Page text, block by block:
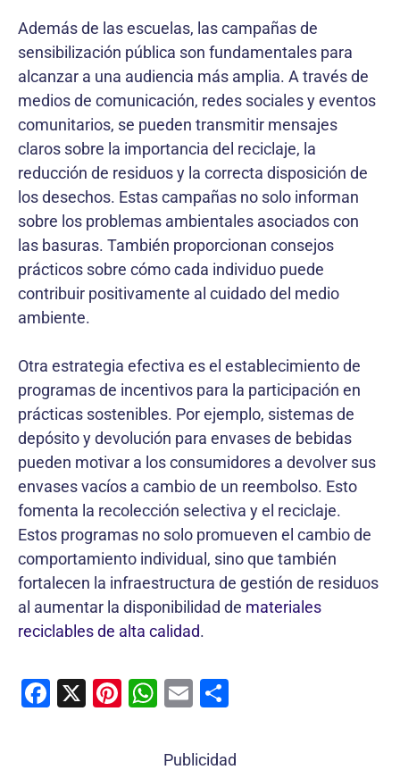
Además de las escuelas, las campañas de
sensibilización pública son fundamentales para
alcanzar a una audiencia más amplia. A través de
medios de comunicación, redes sociales y eventos
comunitarios, se pueden transmitir mensajes
claros sobre la importancia del reciclaje, la
reducción de residuos y la correcta disposición de
los desechos. Estas campañas no solo informan
sobre los problemas ambientales asociados con
las basuras. También proporcionan consejos
prácticos sobre cómo cada individuo puede
contribuir positivamente al cuidado del medio
ambiente.
Otra estrategia efectiva es el establecimiento de
programas de incentivos para la participación en
prácticas sostenibles. Por ejemplo, sistemas de
depósito y devolución para envases de bebidas
pueden motivar a los consumidores a devolver sus
envases vacíos a cambio de un reembolso. Esto
fomenta la recolección selectiva y el reciclaje.
Estos programas no solo promueven el cambio de
comportamiento individual, sino que también
fortalecen la infraestructura de gestión de residuos
al aumentar la disponibilidad de materiales
reciclables de alta calidad.
F
X
Pi W
at
E
ai m
Publicidad